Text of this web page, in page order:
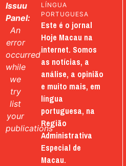
Issuu
Panel:
An
error
occurred
while
we
try
list
your
publications
LÍNGUA
PORTUGUESA
Este é o jornal
Hoje Macau na
internet. Somos
as notícias, a
análise, a opinião
e muito mais, em
língua
portuguesa, na
Região
Administrativa
Especial de
Macau.